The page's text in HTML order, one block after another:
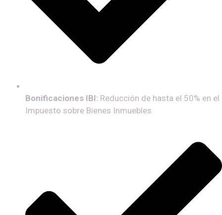
Bonificaciones IBI: Reducción de hasta el 50% en el
Impuesto sobre Bienes Inmuebles